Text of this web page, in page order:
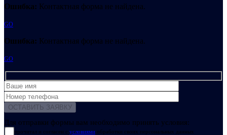
Ошибка: Контактная форма не найдена.
GO
Ошибка: Контактная форма не найдена.
GO
Для отправки формы вам необходимо принять условия:
прочитал и согласен с условиями обработки своих персональных данных